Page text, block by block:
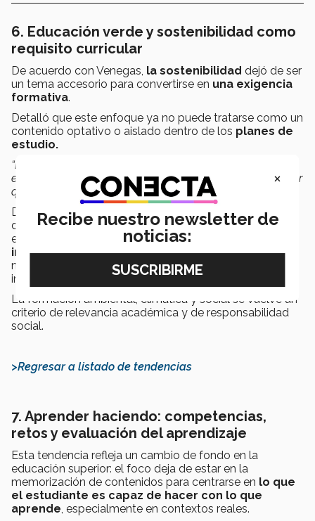
6. Educación verde y sostenibilidad como
requisito curricular
De acuerdo con Venegas, la sostenibilidad dejó de ser
un tema accesorio para convertirse en una exigencia
formativa.
Detalló que este enfoque ya no puede tratarse como un
contenido optativo o aislado dentro de los planes de
estudio.
“Es importantísimo que se incluya en el
el alumno vea claramente qué clases está tomando y por
qué”.
Desde el
Higher Education Policy I
nstitute se ha
documentado que las nuevas generaciones de
estudiantes
esperan que las universidades
integren la sostenibilidad de manera transversal
no solo como iniciativas paralelas o discursos
institucionales.
La formación ambiental, climática y social se vuelve un
criterio de relevancia académica y de responsabilidad
social.
>Regresar a listado de tendencias
7. Aprender haciendo: competencias,
retos y evaluación del aprendizaje
Esta tendencia refleja un cambio de fondo en la
educación superior: el foco deja de estar en la
memorización de contenidos para centrarse en lo que
el estudiante es capaz de hacer con lo que
aprende , especialmente en contextos reales.
×
Recibe nuestro newsletter de
noticias: